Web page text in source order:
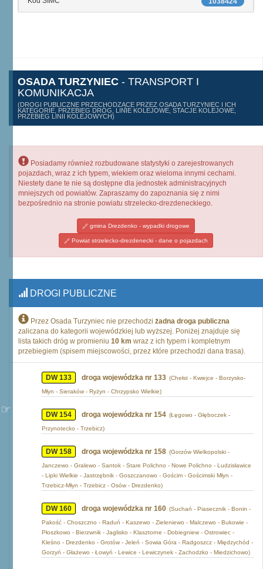
OSADA TURZYNIEC - TRANSPORT I
KOMUNIKACJA
(DROGI PUBLICZNE PRZECHODZĄCE PRZEZ OSADA TURZYNIEC I ICH
KATEGORIE, PRZEBIEG DRÓG, LINIE KOLEJOWE, STACJE KOLEJOWE,
PRZEBIEG LINII KOLEJOWYCH)
Posiadamy również rozbudowane statystyki o zarejestrowanych
pojazdach, wraz z ich typem, wiekiem oraz wieloma innymi cechami.
Niestety dane te nie są dostępne dla jednostek administracyjnych
mniejszych od powiatów. Zapraszamy do zapoznania się z nimi
bezpośrednio na stronie powiatu strzelecko-drezdeneckiego.
gmina Drezdenko - wypadki drogowe
Powiat strzelecko-drezdenecki - dane o pojazdach
DROGI PUBLICZNE
Przez Osada Turzyniec nie przechodzi żadna droga publiczna
zaliczana do kategorii wojewódzkiej lub wyższej. Poniżej znajduje się
lista takich dróg w promieniu 10 km wraz z ich typem i kompletnym
przebiegiem (spisem miejscowości, przez które przechodzi dana trasa).
DW 133 droga wojewódzka nr 133 (Chełst - Kwiejce - Borzysko-
Młyn - Sieraków - Ryżyn - Chrzypsko Wielkie)
DW 154 droga wojewódzka nr 154 (Łęgowo - Głęboczek -
Przynotecko - Trzebicz)
DW 158 droga wojewódzka nr 158 (Gorzów Wielkopolski -
Janczewo - Gralewo - Santok - Stare Polichno - Nowe Polichno - Ludzisławice
- Lipki Wielkie - Jastrzębnik - Goszczanowo - Gościm - Gościmski Młyn -
Trzebicz-Młyn - Trzebicz - Osów - Drezdenko)
DW 160 droga wojewódzka nr 160 (Suchań - Piasecznik - Bonin -
Pakość - Choszczno - Raduń - Kaszewo - Zieleniewo - Malczewo - Bukowie -
Płoszkowo - Bierzwnik - Jaglisko - Klasztorne - Dobiegniew - Ostrowiec -
Kleśno - Drezdenko - Grotów - Jeleń - Sowia Góra - Radgoszcz - Międzychód -
Gorzyń - Głażewo - Łowyń - Lewice - Lewiczynek - Zachodzko - Miedzichowo)